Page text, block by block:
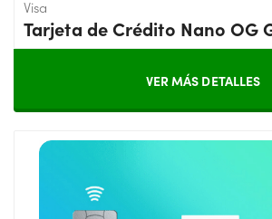
Visa
Tarjeta de Crédito Nano OG
VER MÁS DETALLES